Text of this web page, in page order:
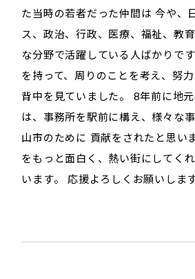
た当時の若者だった仲間は 今や、
ス、政治、行政、医療、福祉、教
な分野で活躍している人ばかりで
を持って、周りのことを考え、努
背中を見ていました。 8年前に地
は、事務所を駅前に構え、様々な
山市のために 貢献をされたと思い
をもっと面白く、熱い街にしてく
います。 応援よろしくお願いします